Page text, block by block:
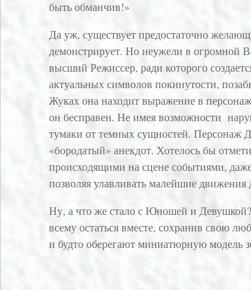
быть обманчив!»
Да уж, существует предостаточно
демонстрирует. Но неужели в огромной
высший Режиссер, ради которого
актуальных символов покинутости,
Жуках она находит выражение в
он бесправен. Не имея возможности
тумаки от темных сущностей. Персонаж
«бородатый» анекдот. Хотелось бы
происходящими на сцене событиями,
позволяя улавливать малейшие
Ну, а что же стало с Юношей и
всему остаться вместе, сохранив свою
и будто оберегают миниатюрную модель